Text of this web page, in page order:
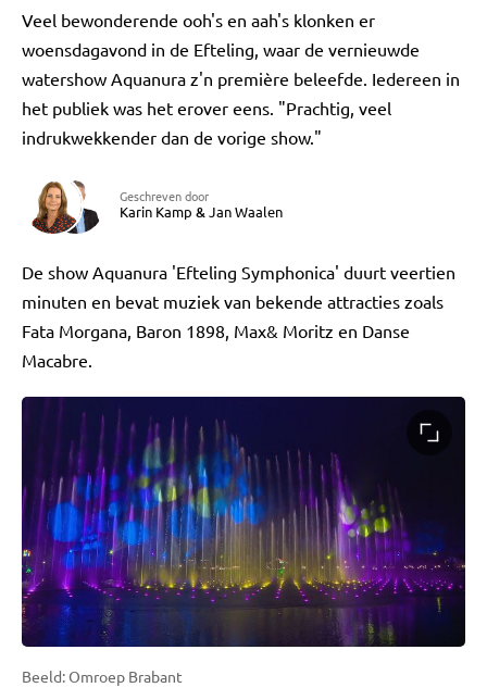
Veel bewonderende ooh's en aah's klonken er
woensdagavond in de Efteling, waar de vernieuwde
watershow Aquanura z'n première beleefde. Iedereen in
het publiek was het erover eens. "Prachtig, veel
indrukwekkender dan de vorige show."
Geschreven door
Karin Kamp &Jan Waalen
De show Aquanura 'Efteling Symphonica' duurt veertien
minuten en bevat muziek van bekende attracties zoals
Fata Morgana, Baron 1898, Max& Moritz en Danse
Macabre.
Beeld: Omroep Brabant